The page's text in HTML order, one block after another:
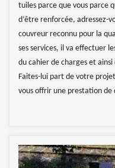
tuiles parce que vous parce
d’être renforcée, adressez-
couvreur reconnu pour la
ses services, il va effectuer
du cahier de charges et ainsi
Faites-lui part de votre
vous offrir une prestation